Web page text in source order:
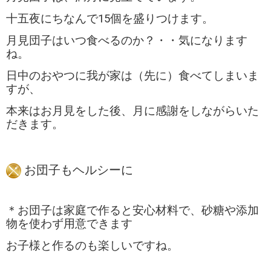
十五夜にちなんで15個を盛りつけます。
月見団子はいつ食べるのか？・・気になります
ね。
日中のおやつに我が家は（先に）食べてしまいま
すが、
本来はお月見をした後、月に感謝をしながらいた
だきます。
お団子もヘルシーに
＊お団子は家庭で作ると安心材料で、砂糖や添加
物を使わず用意できます
お子様と作るのも楽しいですね。